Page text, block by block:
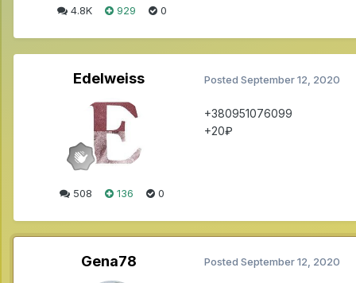
4.8K 929 0
Edelweiss
508 136 0
Posted September 12, 2020
+380951076099
+20₽
Gena78 Posted September 12, 2020